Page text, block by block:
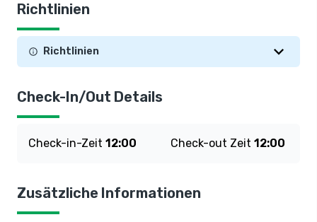
Richtlinien
Richtlinien
Check-In/Out Details
Check-in-Zeit 12:00 Check-out Zeit 12:00
Zusätzliche Informationen